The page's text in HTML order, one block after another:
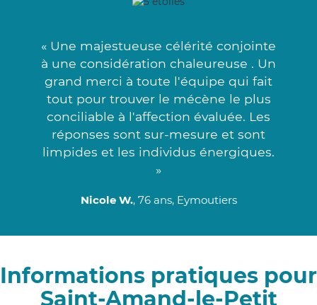
« Une majestueuse célérité conjointe
à une considération chaleureuse . Un
grand merci à toute l'équipe qui fait
tout pour trouver le mécène le plus
conciliable à l'affection évaluée. Les
réponses sont sur-mesure et sont
limpides et les individus énergiques.
»
Nicole W., 76 ans, Eymoutiers
Informations pratiques pour
Saint-Amand-le-Petit